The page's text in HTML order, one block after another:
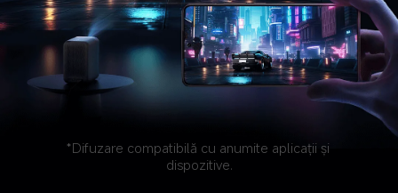
*Difuzare compatibilă cu anumite aplicații și
dispozitive.